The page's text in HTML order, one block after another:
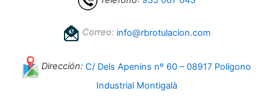
Correo: info@rbrotulacion.com
Dirección: C/ Dels Apenins nº 60 – 08917 Polígono
Industrial Montigalà